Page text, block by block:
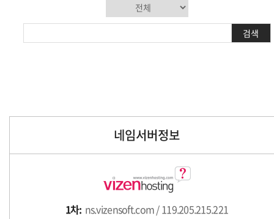
검색
네임서버정보
1차: ns.vizensoft.com / 119.205.215.221